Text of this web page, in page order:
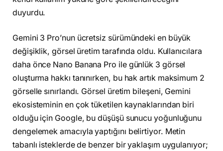
duyurdu.
Gemini 3 Pro’nun ücretsiz sürümündeki en büyük
değişiklik, görsel üretim tarafında oldu. Kullanıcılara
daha önce Nano Banana Pro ile günlük 3 görsel
oluşturma hakkı tanınırken, bu hak artık maksimum 2
görselle sınırlandı. Görsel üretim bileşeni, Gemini
ekosisteminin en çok tüketilen kaynaklarından biri
olduğu için Google, bu düşüşü sunucu yoğunluğunu
dengelemek amacıyla yaptığını belirtiyor. Metin
tabanlı isteklerde de benzer bir yaklaşım uygulanıyor;